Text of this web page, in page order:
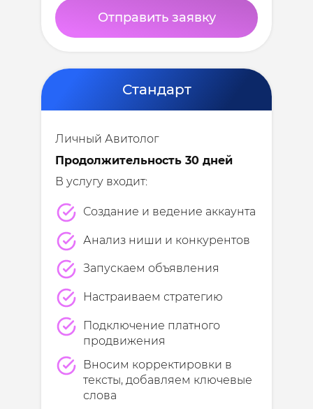
Отправить заявку
Стандарт
Личный Авитолог
Продолжительность 30 дней
В услугу входит:
Создание и ведение аккаунта
Анализ ниши и конкурентов
Запускаем объявления
Настраиваем стратегию
Подключение платного
продвижения
Вносим корректировки в
тексты, добавляем ключевые
слова